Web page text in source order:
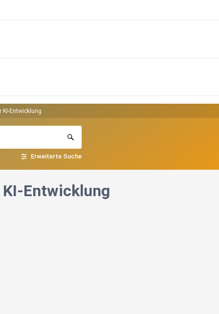
KI-Entwicklung
Erweiterte Suche
Entwicklung